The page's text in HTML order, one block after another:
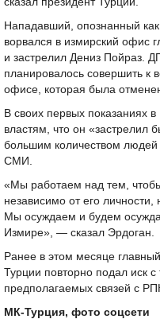
Нападавший, опознанный
ворвался в измирский офис
и застрелил Дениз Пойраз.
планировалось совершить к
офисе, которая была
В своих первых показаниях
властям, что он «застрелил
большим количеством людей
СМИ.
«Мы работаем над тем,
независимо от его
Мы осуждаем и будем
Измире», — сказал Эрдоган.
Ранее в этом месяце
Турции повторно подал иск
предполагаемых связей с
МК-Турция, фото соцсети